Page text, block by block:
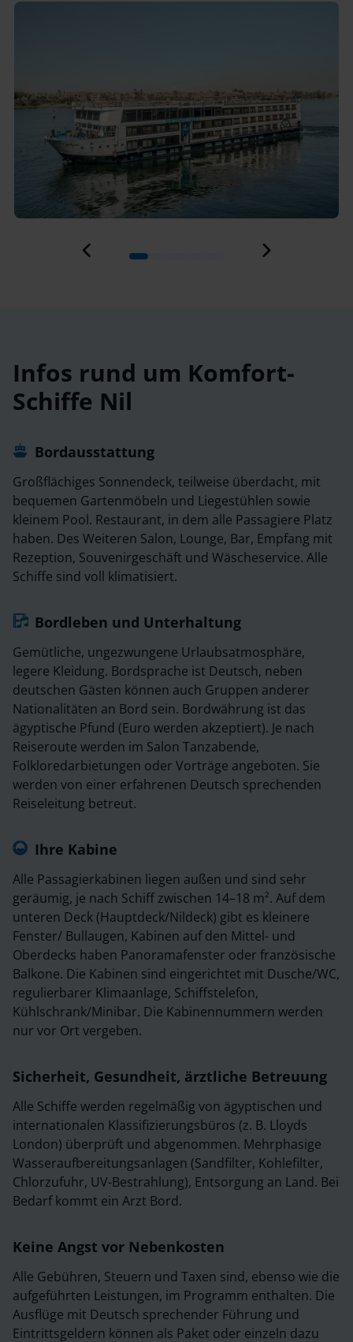
Infos rund um Komfort-
Schiffe Nil
Bordausstattung
Großflächiges Sonnendeck, teilweise überdacht, mit
bequemen Gartenmöbeln und Liegestühlen sowie
kleinem Pool. Restaurant, in dem alle Passagiere Platz
haben. Des Weiteren Salon, Lounge, Bar, Empfang mit
Rezeption, Souvenirgeschäft und Wäscheservice. Alle
Schiffe sind voll klimatisiert.
Bordleben und Unterhaltung
Gemütliche, ungezwungene Urlaubsatmosphäre,
legere Kleidung. Bordsprache ist Deutsch, neben
deutschen Gästen können auch Gruppen anderer
Nationalitäten an Bord sein. Bordwährung ist das
ägyptische Pfund (Euro werden akzeptiert). Je nach
Reiseroute werden im Salon Tanzabende,
Folkloredarbietungen oder Vorträge angeboten. Sie
werden von einer erfahrenen Deutsch sprechenden
Reiseleitung betreut.
Ihre Kabine
Alle Passagierkabinen liegen außen und sind sehr
geräumig, je nach Schiff zwischen 14–18 m². Auf dem
unteren Deck (Hauptdeck/Nildeck) gibt es kleinere
Fenster/ Bullaugen, Kabinen auf den Mittel- und
Oberdecks haben Panoramafenster oder französische
Balkone. Die Kabinen sind eingerichtet mit Dusche/WC,
regulierbarer Klimaanlage, Schiffstelefon,
Kühlschrank/Minibar. Die Kabinennummern werden
nur vor Ort vergeben.
Sicherheit, Gesundheit, ärztliche Betreuung
Alle Schiffe werden regelmäßig von ägyptischen und
internationalen Klassifizierungsbüros (z. B. Lloyds
London) überprüft und abgenommen. Mehrphasige
Wasseraufbereitungsanlagen (Sandfilter, Kohlefilter,
Chlorzufuhr, UV-Bestrahlung), Entsorgung an Land. Bei
Bedarf kommt ein Arzt Bord.
Keine Angst vor Nebenkosten
Alle Gebühren, Steuern und Taxen sind, ebenso wie die
aufgeführten Leistungen, im Programm enthalten. Die
Ausflüge mit Deutsch sprechender Führung und
Eintrittsgeldern können als Paket oder einzeln dazu